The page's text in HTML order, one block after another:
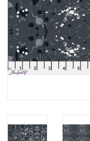
Merken
Beloningen